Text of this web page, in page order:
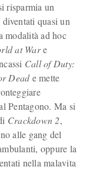
risparmia un
quasi un
modalità ad hoc
at Ware
Call of Duty:
Deade mette
Pentagono. Ma si
Crackdown 2,
alle gang del
oppure la
nella malavita